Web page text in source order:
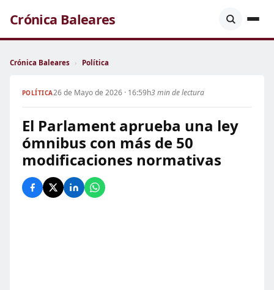
Crónica Baleares
Crónica Baleares › Política
POLÍTICA26 de Mayo de 2026 · 16:59h3 min de lectura
El Parlament aprueba una ley
ómnibus con más de 50
modificaciones normativas